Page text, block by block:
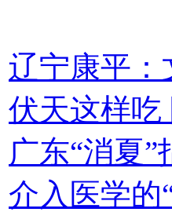
辽宁康平：
伏天这样吃
广东“消夏”
介入医学的